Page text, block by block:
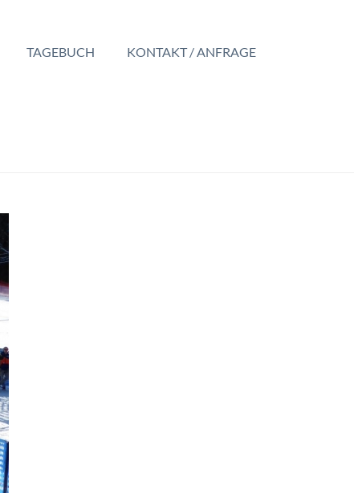
TAGEBUCH KONTAKT / ANFRAGE